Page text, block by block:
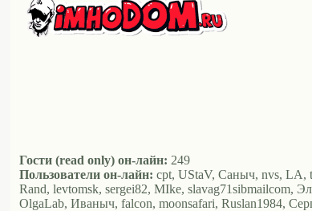
Гости (read only) он-лайн: 249
Пользователи он-лайн: cpt, UStaV, Саныч, nvs, LA,
Rand, levtomsk, sergei82, MIke, slavag71sibmailcom,
OlgaLab, Иваныч, falcon, moonsafari, Ruslan1984,